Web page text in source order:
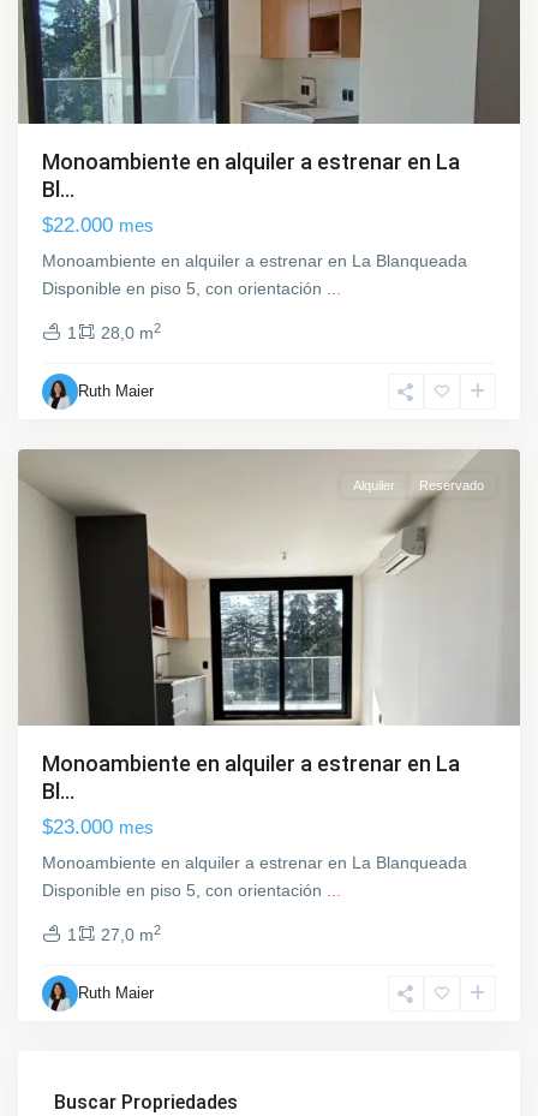
Monoambiente en alquiler a estrenar en La
Bl...
$22.000 mes
Monoambiente en alquiler a estrenar en La Blanqueada
Disponible en piso 5, con orientación
1 28,0 m2
Ruth Maier
u
e
a
d
a
M
n
t
e
i
e
Alquiler Reservado
Monoambiente en alquiler a estrenar en La
Bl...
$23.000 mes
Monoambiente en alquiler a estrenar en La Blanqueada
Disponible en piso 5, con orientación
1 27,0 m2
Ruth Maier
Buscar Propriedades